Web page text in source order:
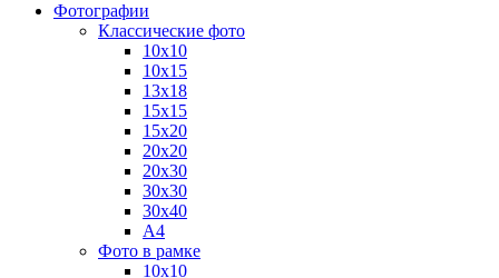
Фотографии
Классические фото
10х10
10х15
13х18
15х15
15х20
20х20
20х30
30х30
30х40
А4
Фото в рамке
10х10